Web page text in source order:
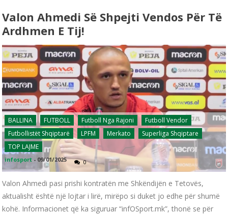
Valon Ahmedi Së Shpejti Vendos Për Të
Ardhmen E Tij!
BALLINA FUTBOLL Futboll Nga Rajoni
Futboll Vendor
Futbollistët Shqiptarë
LPFM Merkato
Superliga Shqiptare
TOP LAJME
infosport - 09/01/2025 0
Valon Ahmedi pasi prishi kontratën me Shkëndijën e Tetovës,
aktualisht është një lojtar i lirë, mirëpo si duket jo edhe për shumë
kohë. Informacionet që ka siguruar “infOSport.mk”, thonë se për